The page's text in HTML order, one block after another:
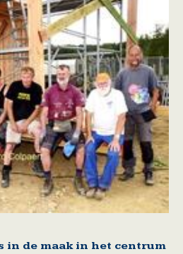
in de maak in het centrum